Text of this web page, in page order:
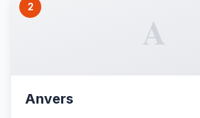
2
A
Anvers